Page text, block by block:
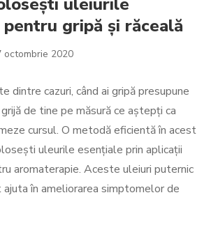
gripă și răceală
octombrie 2020
dintre cazuri, când ai gripă presupune
de tine pe măsură ce aştepţi ca
cursul. O metodă eficientă în acest
uleurile esenţiale prin aplicaţii
aromaterapie. Aceste uleiuri puternic
în ameliorarea simptomelor de